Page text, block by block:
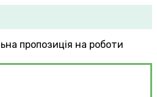
пропозиція на роботи